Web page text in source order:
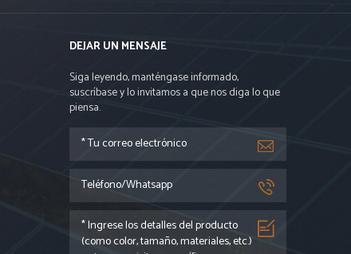
DEJAR UN MENSAJE
Siga leyendo, manténgase informado,
suscríbase y lo invitamos a que nos diga lo que
piensa.